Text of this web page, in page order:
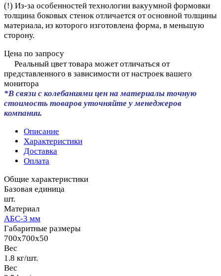
(!) Из-за особенностей технологии вакуумной формовки
толщина боковых стенок отличается от основной толщины
материала, из которого изготовлена форма, в меньшую
сторону.
Цена по запросу
Реальный цвет товара может отличаться от
представленного в зависимости от настроек вашего
монитора
*В связи с колебаниями цен на материалы точную
стоимость товаров уточняйте у менеджеров
компании.
Описание
Характеристики
Доставка
Оплата
Общие характеристики
Базовая единица
шт.
Материал
АБС-3 мм
Габаритные размеры
700x700x50
Вес
1.8 кг/шт.
Вес